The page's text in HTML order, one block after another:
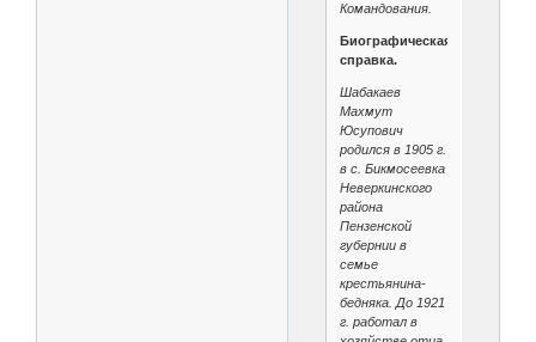
Командования.
Биографическая
справка.
Шабакаев
Махмут
Юсупович
родился в 1905 г.
в с. Бикмосеевка
Неверкинского
района
Пензенской
губернии в
семье
крестьянина-
бедняка. До 1921
г. работал в